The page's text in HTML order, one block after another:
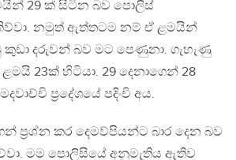
29 ක් සිටින බව පොලිස්
නමුත් ඇත්තටම නම් ඒ ළමයින්
කුඩා දරුවන් බව මට පෙණුනා. ගැහැණු
23ක් හිටියා. 29 දෙනාගෙන් 28
ප්‍රදේශයේ පදිංචි අය.
ප්‍රශ්න කර දෙමව්පියන්ට බාර දෙන බව
මම පොලිසියේ අනුමැතිය ඇතිව